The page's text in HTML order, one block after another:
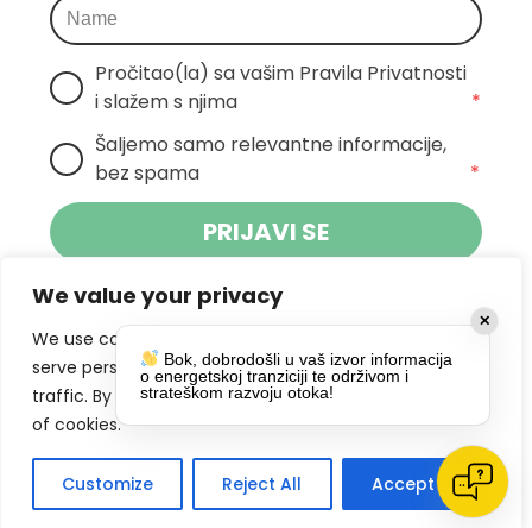
We value your privacy
We use cookies to enhance your browsing experience,
serve personalized ads or content, and analyze our
traffic. By clicking "Accept All", you consent to our use
of cookies.
Customize Reject All Accept All
Pročitao(la) sa vašim Pravila Privatnosti
i slažem s njima
*
Šaljemo samo relevantne informacije,
bez spama
*
PRIJAVI SE
Klikom na gumb dajete suglasnost za
primanje novosti Pokreta Otoka te se
slažete spolitikom privatnosti.
DRUŠTVENE MREŽE
✕
Bok, dobrodošli u vaš izvor informacija
o energetskoj tranziciji te održivom i
strateškom razvoju otoka!